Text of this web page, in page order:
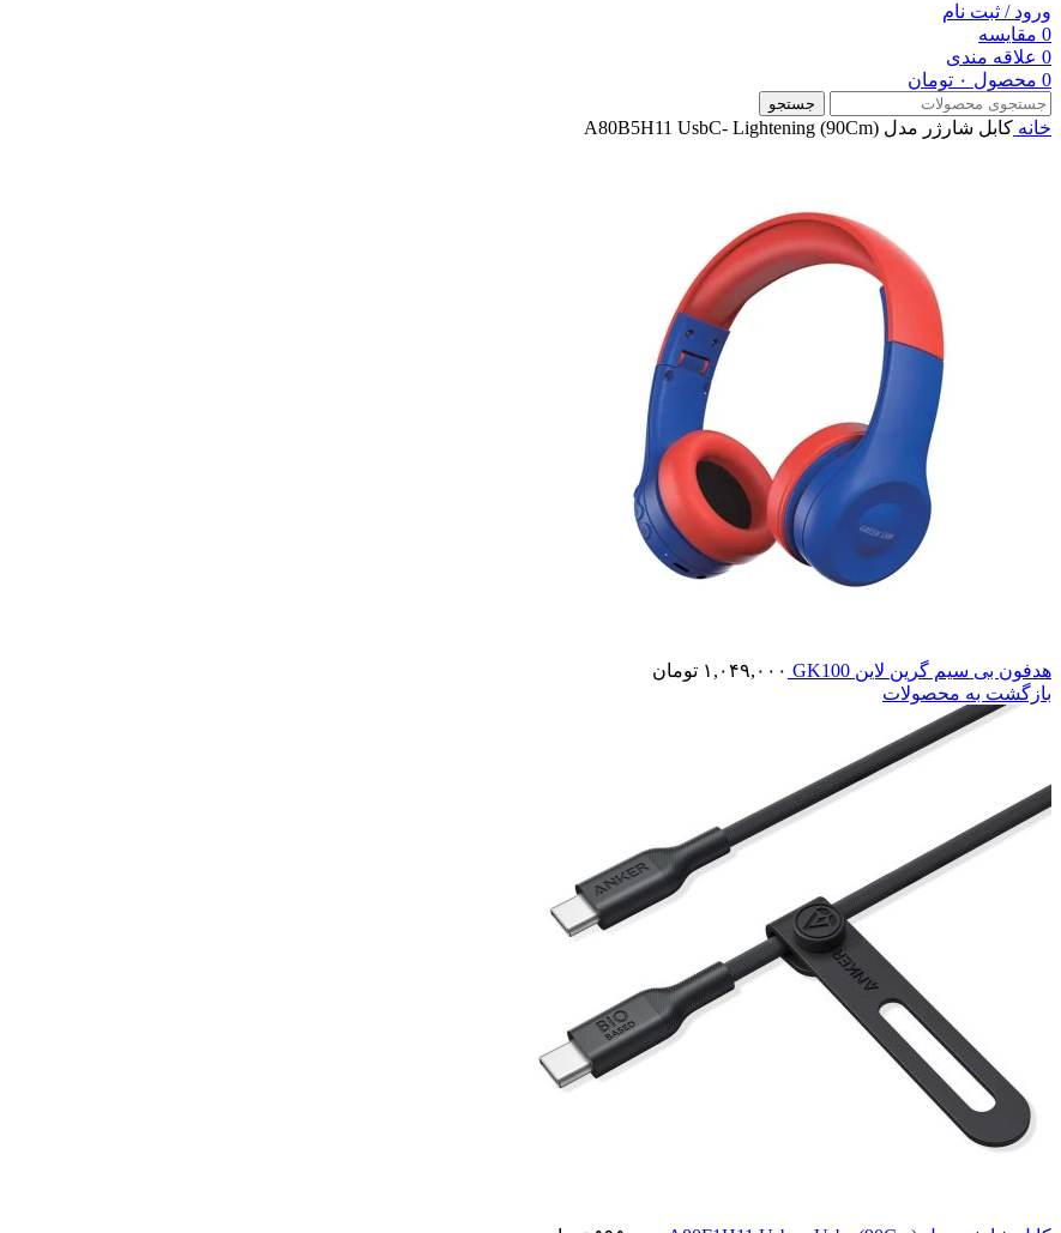
ورود / ثبت نام
0 مقایسه
0 علاقه مندی
0 محصول ۰ تومان
جستجو
خانه کابل شارژر مدل A80B5H11 UsbC- Lightening (90Cm)
هدفون بی سیم گرین لاین GK100 ۱,۰۴۹,۰۰۰ تومان
بازگشت به محصولات